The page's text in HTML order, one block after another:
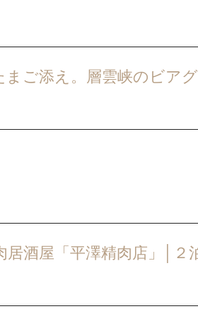
ご添え。層雲峡のビアグ
酒屋「平澤精肉店」│２